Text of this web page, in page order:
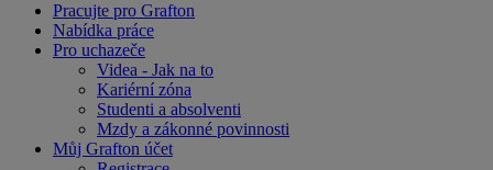
Pracujte pro Grafton
Nabídka práce
Pro uchazeče
Videa - Jak na to
Kariérní zóna
Studenti a absolventi
Mzdy a zákonné povinnosti
Můj Grafton účet